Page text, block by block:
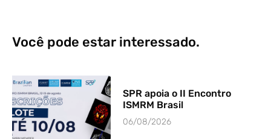
Você pode estar interessado.
SPR apoia o II Encontro
ISMRM Brasil
06/08/2026